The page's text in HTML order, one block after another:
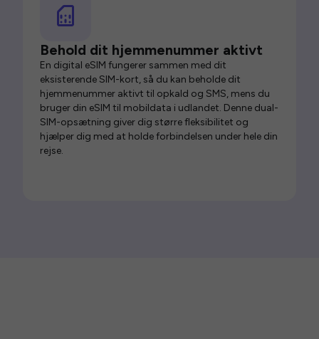
Behold dit hjemmenummer aktivt
En digital eSIM fungerer sammen med dit
eksisterende SIM-kort, så du kan beholde dit
hjemmenummer aktivt til opkald og SMS, mens du
bruger din eSIM til mobildata i udlandet. Denne dual-
SIM-opsætning giver dig større fleksibilitet og
hjælper dig med at holde forbindelsen under hele din
rejse.